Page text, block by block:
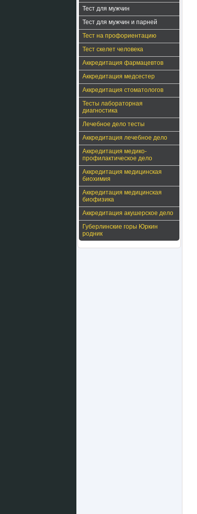
Тест для мужчин
Тест для мужчин и парней
Тест на профориентацию
Тест скелет человека
Аккредитация фармацевтов
Аккредитация медсестер
Аккредитация стоматологов
Тесты лабораторная
диагностика
Лечебное дело тесты
Аккредитация лечебное дело
Аккредитация медико-
профилактическое дело
Аккредитация медицинская
биохимия
Аккредитация медицинская
биофизика
Аккредитация акушерское дело
Губерлинские горы Юркин
родник